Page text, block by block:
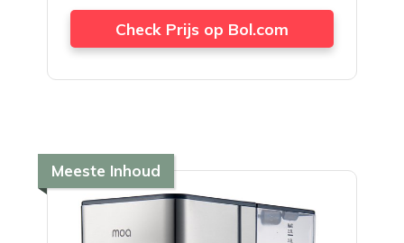
Check Prijs op Bol.com
Meeste Inhoud